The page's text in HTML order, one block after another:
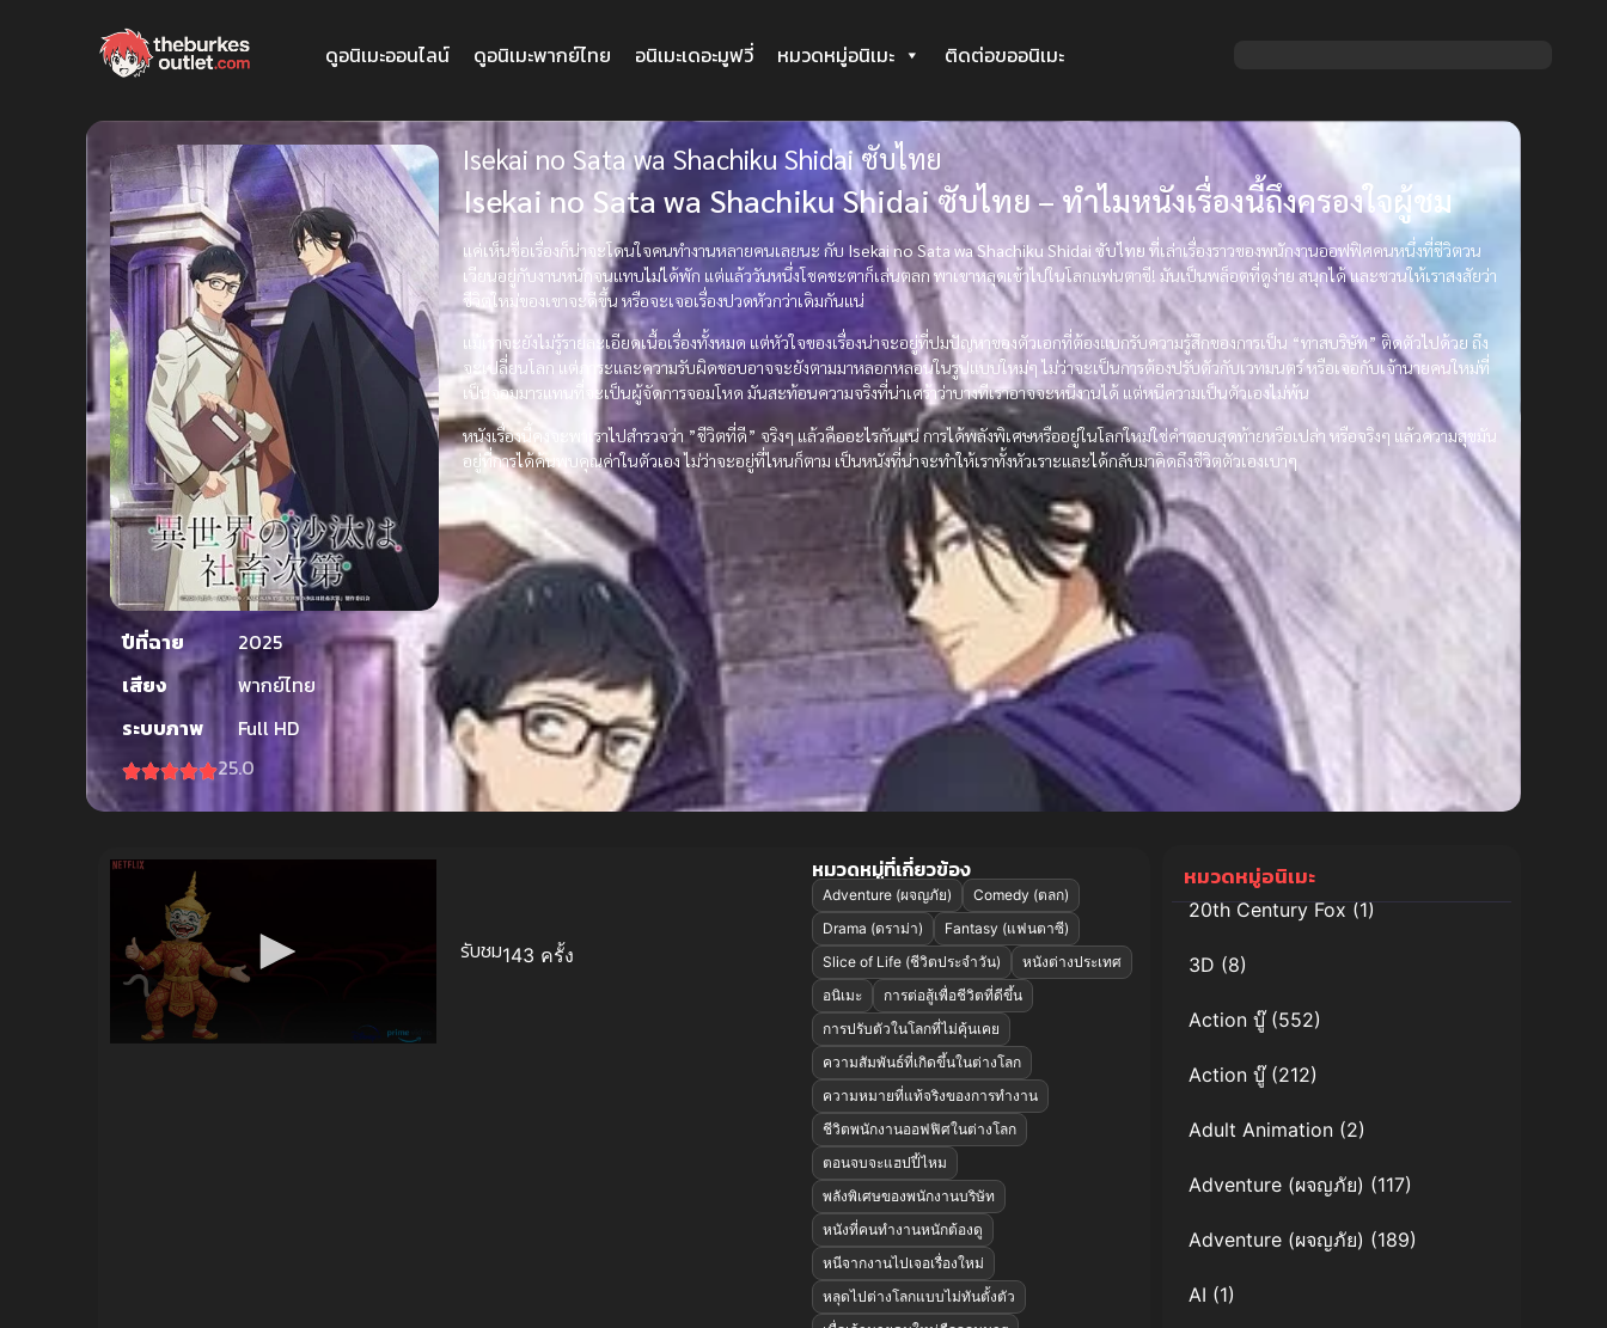
ดูอนิเมะออนไลน์ ดูอนิเมะพากย์ไทย อนิเมะเดอะมูฟวี่ หมวดหมู่อนิเมะ ติดต่อขออนิเมะ
ปีที่ฉาย
2025
เสียง
พากย์ไทย
ระบบภาพ
Full HD
25.0
Isekai no Sata wa Shachiku Shidai ซับไทย
Isekai no Sata wa Shachiku Shidai ซับไทย – ทำไมหนังเรื่องนี้ถึงครองใจผู้ชม
แค่เห็นชื่อเรื่องก็น่าจะโดนใจคนทำงานหลายคนเลยนะ กับ Isekai no Sata wa Shachiku Shidai ซับไทย ที่เล่าเรื่องราวของพนักงานออฟฟิศคนหนึ่งที่ชีวิตวน
เวียนอยู่กับงานหนักจนแทบไม่ได้พัก แต่แล้ววันหนึ่งโชคชะตาก็เล่นตลก พาเขาหลุดเข้าไปในโลกแฟนตาซี! มันเป็นพล็อตที่ดูง่าย สนุกได้ และชวนให้เราสงสัยว่า
ชีวิตใหม่ของเขาจะดีขึ้น หรือจะเจอเรื่องปวดหัวกว่าเดิมกันแน่
แม้เราจะยังไม่รู้รายละเอียดเนื้อเรื่องทั้งหมด แต่หัวใจของเรื่องน่าจะอยู่ที่ปมปัญหาของตัวเอกที่ต้องแบกรับความรู้สึกของการเป็น “ทาสบริษัท” ติดตัวไปด้วย ถึง
จะเปลี่ยนโลก แต่ภาระและความรับผิดชอบอาจจะยังตามมาหลอกหลอนในรูปแบบใหม่ๆ ไม่ว่าจะเป็นการต้องปรับตัวกับเวทมนตร์ หรือเจอกับเจ้านายคนใหม่ที่
เป็นจอมมารแทนที่จะเป็นผู้จัดการจอมโหด มันสะท้อนความจริงที่น่าเศร้าว่าบางทีเราอาจจะหนีงานได้ แต่หนีความเป็นตัวเองไม่พ้น
หนังเรื่องนี้คงจะพาเราไปสำรวจว่า ”ชีวิตที่ดี” จริงๆ แล้วคืออะไรกันแน่ การได้พลังพิเศษหรืออยู่ในโลกใหม่ใช่คำตอบสุดท้ายหรือเปล่า หรือจริงๆ แล้วความสุขมัน
อยู่ที่การได้ค้นพบคุณค่าในตัวเอง ไม่ว่าจะอยู่ที่ไหนก็ตาม เป็นหนังที่น่าจะทำให้เราทั้งหัวเราะและได้กลับมาคิดถึงชีวิตตัวเองเบาๆ
รับชม143 ครั้ง
หมวดหมู่ที่เกี่ยวข้อง
Adventure (ผจญภัย)
Comedy (ตลก)
Drama (ดราม่า)
Fantasy (แฟนตาซี)
Slice of Life (ชีวิตประจำวัน)
หนังต่างประเทศ
อนิเมะ
การต่อสู้เพื่อชีวิตที่ดีขึ้น
การปรับตัวในโลกที่ไม่คุ้นเคย
ความสัมพันธ์ที่เกิดขึ้นในต่างโลก
ความหมายที่แท้จริงของการทำงาน
ชีวิตพนักงานออฟฟิศในต่างโลก
ตอนจบจะแฮปปี้ไหม
พลังพิเศษของพนักงานบริษัท
หนังที่คนทำงานหนักต้องดู
หนีจากงานไปเจอเรื่องใหม่
หลุดไปต่างโลกแบบไม่ทันตั้งตัว
หมวดหมู่อนิเมะ
20th Century Fox(1)
3D (8)
Action บู๊(552)
Action บู๊(212)
Adult Animation (2)
Adventure (ผจญภัย) (117)
Adventure (ผจญภัย) (189)
AI (1)